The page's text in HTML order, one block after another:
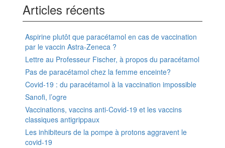
Articles récents
Aspirine plutôt que paracétamol en cas de vaccination
par le vaccin Astra-Zeneca ?
Lettre au Professeur Fischer, à propos du paracétamol
Pas de paracétamol chez la femme enceinte?
Covid-19 : du paracétamol à la vaccination impossible
Sanofi, l’ogre
Vaccinations, vaccins anti-Covid-19 et les vaccins
classiques antigrippaux
Les inhibiteurs de la pompe à protons aggravent le
covid-19